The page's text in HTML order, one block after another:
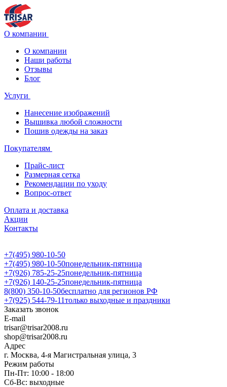
О компании
О компании
Наши работы
Отзывы
Блог
Услуги
Нанесение изображений
Вышивка любой сложности
Пошив одежды на заказ
Покупателям
Прайс-лист
Размерная сетка
Рекомендации по уходу
Вопрос-ответ
Оплата и доставка
Акции
Контакты
+7(495) 980-10-50
+7(495) 980-10-50понедельник-пятница
+7(926) 785-25-25понедельник-пятница
+7(926) 140-25-25понедельник-пятница
8(800) 350-10-50бесплатно для регионов РФ
+7(925) 544-79-11только выходные и праздники
Заказать звонок
E-mail
trisar@trisar2008.ru
shop@trisar2008.ru
Адрес
г. Москва, 4-я Магистральная улица, 3
Режим работы
Пн-Пт: 10:00 - 18:00
Сб-Вс: выходные